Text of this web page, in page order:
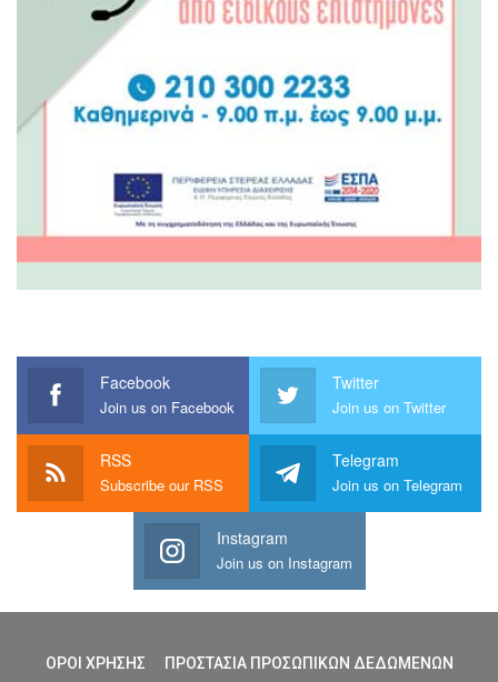
Facebook
Join us on Facebook
Twitter
Join us on Twitter
RSS
Subscribe our RSS
Telegram
Join us on Telegram
Instagram
Join us on Instagram
ΟΡΟΙ ΧΡΗΣΗΣ ΠΡΟΣΤΑΣΙΑ ΠΡΟΣΩΠΙΚΩΝ ΔΕΔΩΜΕΝΩΝ